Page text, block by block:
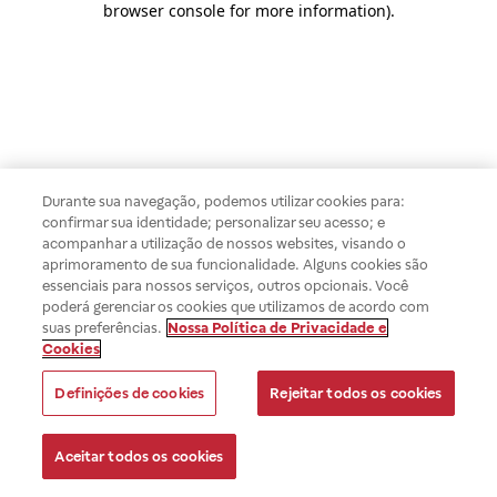
browser console for more information).
Durante sua navegação, podemos utilizar cookies para:
confirmar sua identidade; personalizar seu acesso; e
acompanhar a utilização de nossos websites, visando o
aprimoramento de sua funcionalidade. Alguns cookies são
essenciais para nossos serviços, outros opcionais. Você
poderá gerenciar os cookies que utilizamos de acordo com
suas preferências. Nossa Política de Privacidade e
Cookies
Definições de cookies Rejeitar todos os cookies
Aceitar todos os cookies